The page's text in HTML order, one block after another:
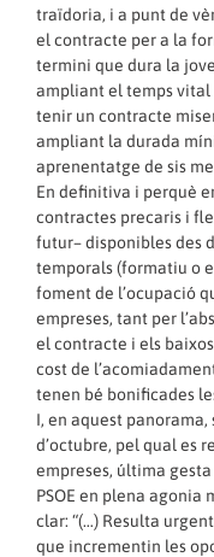
traïdoria, i a punt de
el contracte per a la
termini que dura la
ampliant el temps vital
tenir un contracte
ampliant la durada
aprenentatge de sis
En definitiva i perquè
contractes precaris i
futur– disponibles des
temporals (formatiu o
foment de l’ocupació
empreses, tant per
el contracte i els
cost de
tenen bé bonificades
I, en aquest panorama,
d’octubre, pel qual es
empreses, última
PSOE en plena agonia
clar: “(…) Resulta
que incrementin les